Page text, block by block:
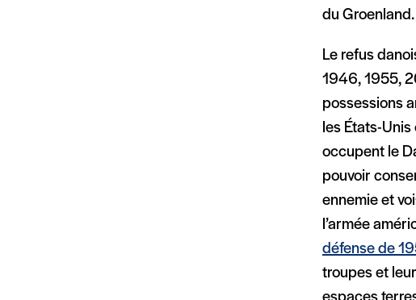
du Groenland.
Le refus
1946, 1955,
possessions
les États-
occupent le
pouvoir
ennemie et
l’armée
défense de
troupes et